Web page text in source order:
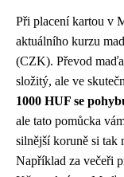
Při placení kartou v
aktuálního kurzu
(CZK). Převod
složitý, ale ve
1000 HUF se
ale tato pomůcka
silnější koruně si tak
Například za večeři